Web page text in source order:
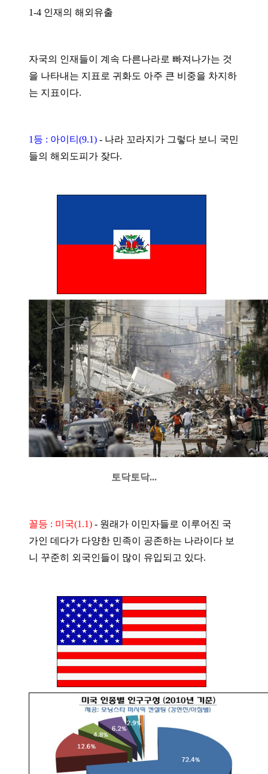
1-4 인재의 해외유출
자국의 인재들이 계속 다른나라로 빠져나가는 것
을 나타내는 지표로 귀화도 아주 큰 비중을 차지하
는 지표이다.
1등 : 아이티(9.1) - 나라 꼬라지가 그렇다 보니 국민
들의 해외도피가 잦다.
토닥토닥...
꼴등 : 미국(1.1) - 원래가 이민자들로 이루어진 국
가인 데다가 다양한 민족이 공존하는 나라이다 보
니 꾸준히 외국인들이 많이 유입되고 있다.